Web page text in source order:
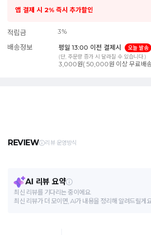
앱 결제 시 2% 즉시 추가할인
적립금 3%
배송정보 평일 13:00 이전 결제시
오늘 발송
(단, 주문량 증가 시 달라질 수 있습니다.)
3,000원( 50,000원 이상 무료배